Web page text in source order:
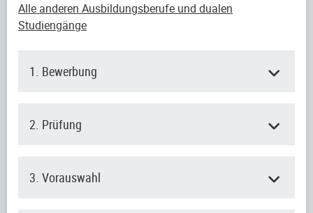
Alle anderen Ausbildungsberufe und dualen
Studiengänge
1. Bewerbung
2. Prüfung
3. Vorauswahl